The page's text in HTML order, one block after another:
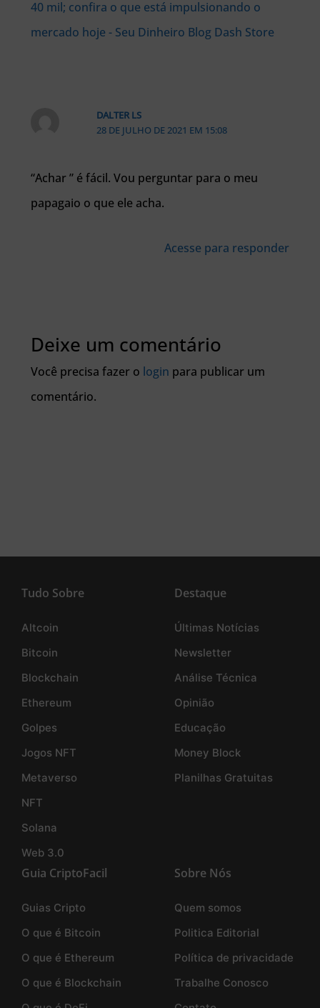
40 mil; confira o que está impulsionando o
mercado hoje - Seu Dinheiro Blog Dash Store
DALTER LS
28 DE JULHO DE 2021 EM 15:08
“Achar ” é fácil. Vou perguntar para o meu
papagaio o que ele acha.
Acesse para responder
Deixe um comentário
Você precisa fazer o login para publicar um
comentário.
Tudo Sobre
Altcoin
Bitcoin
Blockchain
Ethereum
Golpes
Jogos NFT
Metaverso
NFT
Solana
Web 3.0
Destaque
Últimas Notícias
Newsletter
Análise Técnica
Opinião
Educação
Money Block
Planilhas Gratuitas
Guia CriptoFacil
Guias Cripto
O que é Bitcoin
O que é Ethereum
O que é Blockchain
Sobre Nós
Quem somos
Politica Editorial
Política de privacidade
Trabalhe Conosco